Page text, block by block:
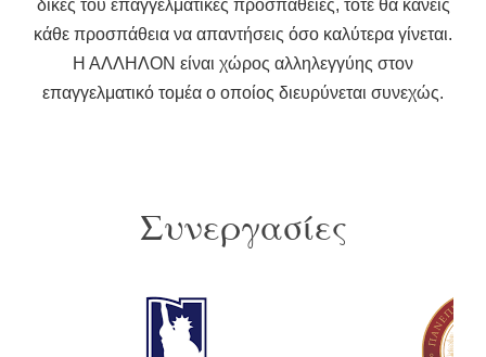
δικές του επαγγελματικές προσπάθειες, τότε θα κάνεις
κάθε προσπάθεια να απαντήσεις όσο καλύτερα γίνεται.
Η ΑΛΛΗΛΟΝ είναι χώρος αλληλεγγύης στον
επαγγελματικό τομέα ο οποίος διευρύνεται συνεχώς.
Συνεργασίες